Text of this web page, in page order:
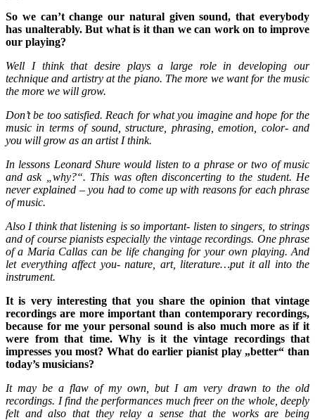
So we can’t change our natural given sound, that everybody
has unalterably. But what is it than we can work on to improve
our playing?
Well I think that desire plays a large role in developing our
technique and artistry at the piano. The more we want for the music
the more we will grow.
Don’t be too satisfied. Reach for what you imagine and hope for the
music in terms of sound, structure, phrasing, emotion, color- and
you will grow as an artist I think.
In lessons Leonard Shure would listen to a phrase or two of music
and ask „why?“. This was often disconcerting to the student. He
never explained – you had to come up with reasons for each phrase
of music.
Also I think that listening is so important- listen to singers, to strings
and of course pianists especially the vintage recordings. One phrase
of a Maria Callas can be life changing for your own playing. And
let everything affect you- nature, art, literature…put it all into the
instrument.
It is very interesting that you share the opinion that vintage
recordings are more important than contemporary recordings,
because for me your personal sound is also much more as if it
were from that time. Why is it the vintage recordings that
impresses you most? What do earlier pianist play „better“ than
today’s musicians?
It may be a flaw of my own, but I am very drawn to the old
recordings. I find the performances much freer on the whole, deeply
felt and also that they relay a sense that the works are being